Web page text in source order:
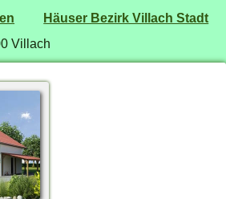
Häuser Bezirk Villach Stadt
Villach